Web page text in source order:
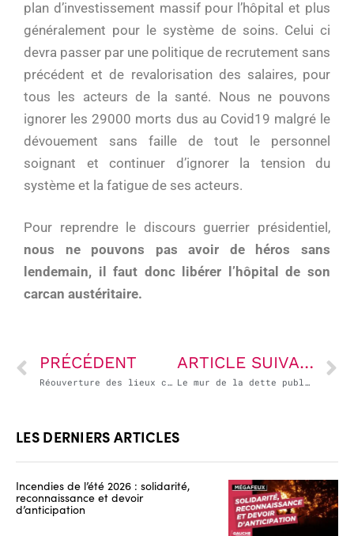
plan d’investissement massif pour l’hôpital et plus
généralement pour le système de soins. Celui ci
devra passer par une politique de recrutement sans
précédent et de revalorisation des salaires, pour
tous les acteurs de la santé. Nous ne pouvons
ignorer les 29000 morts dus au Covid19 malgré le
dévouement sans faille de tout le personnel
soignant et continuer d’ignorer la tension du
système et la fatigue de ses acteurs.
Pour reprendre le discours guerrier présidentiel,
nous ne pouvons pas avoir de héros sans
lendemain, il faut donc libérer l’hôpital de son
carcan austéritaire.
PRÉCÉDENT
Réouverture des lieux culturels
ARTICLE SUIVANT
Le mur de la dette publique n’existe pas !
LES DERNIERS ARTICLES
Incendies de l’été 2026 : solidarité,
reconnaissance et devoir
d’anticipation